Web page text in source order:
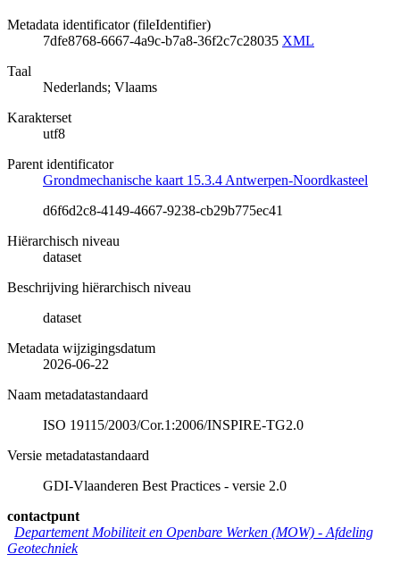
Metadata identificator (fileIdentifier)
7dfe8768-6667-4a9c-b7a8-36f2c7c28035 XML
Taal
Nederlands; Vlaams
Karakterset
utf8
Parent identificator
Grondmechanische kaart 15.3.4 Antwerpen-Noordkasteel
d6f6d2c8-4149-4667-9238-cb29b775ec41
Hiërarchisch niveau
dataset
Beschrijving hiërarchisch niveau
dataset
Metadata wijzigingsdatum
2026-06-22
Naam metadatastandaard
ISO 19115/2003/Cor.1:2006/INSPIRE-TG2.0
Versie metadatastandaard
GDI-Vlaanderen Best Practices - versie 2.0
contactpunt
Departement Mobiliteit en Openbare Werken (MOW) - Afdeling
Geotechniek